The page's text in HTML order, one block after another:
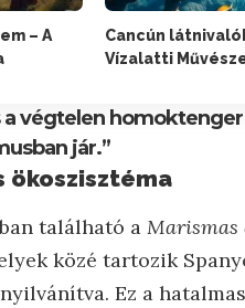
– A
Cancún
Vízalatti
a végtelen homoktenger
jár.”
ökoszisztéma
található a Marismas
közé tartozik
Ez a